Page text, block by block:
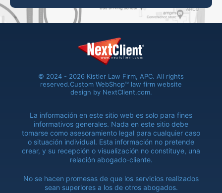
© 2024 - 2026 Kistler Law Firm, APC. All rights
reserved.Custom WebShop™ law firm website
design by NextClient.com.
La información en este sitio web es solo para fines
informativos generales. Nada en este sitio debe
tomarse como asesoramiento legal para cualquier caso
o situación individual. Esta información no pretende
crear, y su recepción o visualización no constituye, una
relación abogado-cliente.
No se hacen promesas de que los servicios realizados
sean superiores a los de otros abogados.